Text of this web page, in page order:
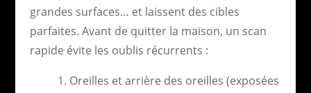
grandes surfaces… et laissent des cibles
parfaites. Avant de quitter la maison, un scan
rapide évite les oublis récurrents :
Oreilles et arrière des oreilles (exposées